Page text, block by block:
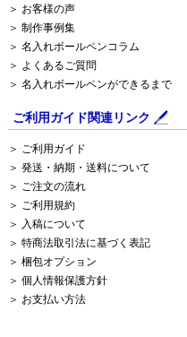
＞ お客様の声
＞ 制作事例集
＞ 名入れボールペンコラム
＞ よくあるご質問
＞ 名入れボールペンができるまで
ご利用ガイド関連リンク
＞ ご利用ガイド
＞ 発送・納期・送料について
＞ ご注文の流れ
＞ ご利用規約
＞ 入稿について
＞ 特商法取引法に基づく表記
＞ 梱包オプション
＞ 個人情報保護方針
＞ お支払い方法